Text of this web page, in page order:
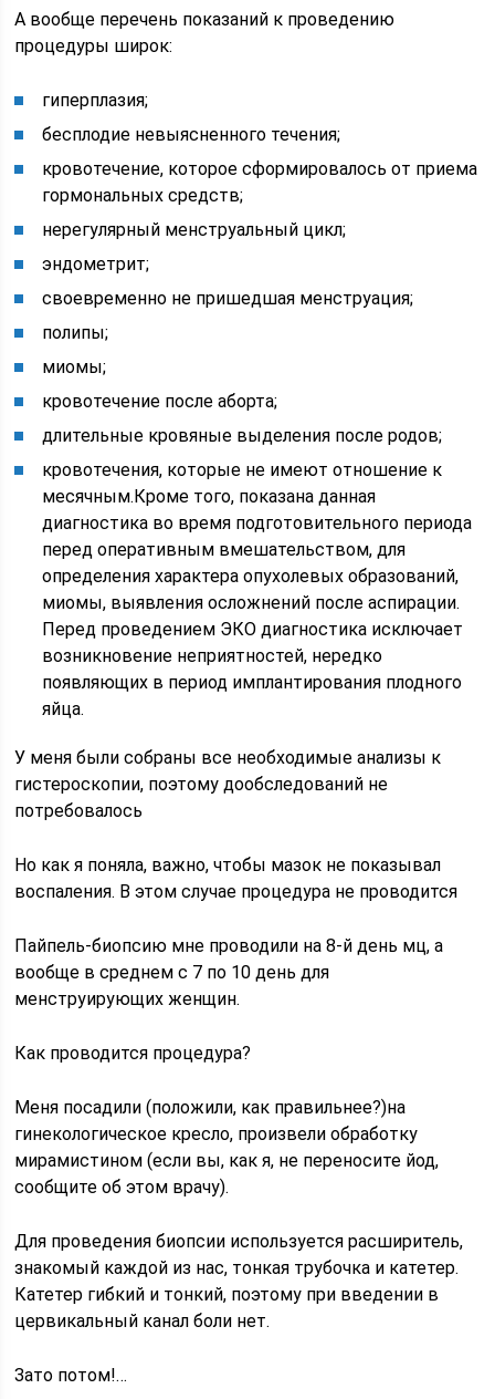
А вообще перечень показаний к проведению
процедуры широк:
гиперплазия;
бесплодие невыясненного течения;
кровотечение, которое сформировалось от приема
гормональных средств;
нерегулярный менструальный цикл;
эндометрит;
своевременно не пришедшая менструация;
полипы;
миомы;
кровотечение после аборта;
длительные кровяные выделения после родов;
кровотечения, которые не имеют отношение к
месячным.Кроме того, показана данная
диагностика во время подготовительного периода
перед оперативным вмешательством, для
определения характера опухолевых образований,
миомы, выявления осложнений после аспирации.
Перед проведением ЭКО диагностика исключает
возникновение неприятностей, нередко
появляющих в период имплантирования плодного
яйца.
У меня были собраны все необходимые анализы к
гистероскопии, поэтому дообследований не
потребовалось
Но как я поняла, важно, чтобы мазок не показывал
воспаления. В этом случае процедура не проводится
Пайпель-биопсию мне проводили на 8-й день мц, а
вообще в среднем с 7 по 10 день для
менструирующих женщин.
Как проводится процедура?
Меня посадили (положили, как правильнее?)на
гинекологическое кресло, произвели обработку
мирамистином (если вы, как я, не переносите йод,
сообщите об этом врачу).
Для проведения биопсии используется расширитель,
знакомый каждой из нас, тонкая трубочка и катетер.
Катетер гибкий и тонкий, поэтому при введении в
цервикальный канал боли нет.
Зато потом!…